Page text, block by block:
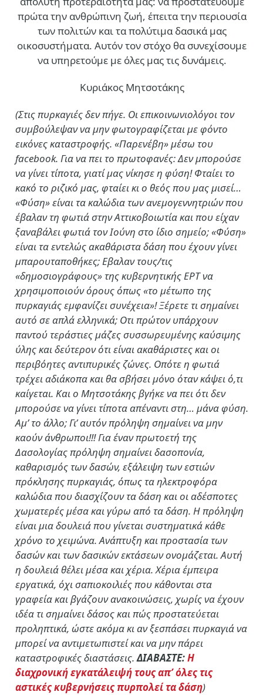
πρώτα την ανθρώπινη ζωή, έπειτα την περιουσία
των πολιτών και τα πολύτιμα δασικά μας
οικοσυστήματα. Αυτόν τον στόχο θα συνεχίσουμε
να υπηρετούμε με όλες μας τις δυνάμεις.
Κυριάκος Μητσοτάκης
(Στις πυρκαγιές δεν πήγε. Οι επικοινωνιολόγοι τον
συμβούλεψαν να μην φωτογραφίζεται με φόντο
εικόνες καταστροφής. «Παρενέβη» μέσω του
facebook. Για να πει το πρωτοφανές: Δεν μπορούσε
να γίνει τίποτα, γιατί μας νίκησε η φύση! Φταίει το
κακό το ριζικό μας, φταίει κι ο θεός που μας μισεί…
«Φύση» είναι τα καλώδια των ανεμογεννητριών που
έβαλαν τη φωτιά στην Αττικοβοιωτία και που είχαν
ξαναβάλει φωτιά τον Ιούνη στο ίδιο σημείο; «Φύση»
είναι τα εντελώς ακαθάριστα δάση που έχουν γίνει
μπαρουταποθήκες; Εβαλαν τους/τις
«δημοσιογράφους» της κυβερνητικής ΕΡΤ να
χρησιμοποιούν όρους όπως «το μέτωπο της
πυρκαγιάς εμφανίζει συνέχεια»! Ξέρετε τι σημαίνει
αυτό σε απλά ελληνικά; Οτι πρώτον υπάρχουν
παντού τεράστιες μάζες συσσωρευμένης καύσιμης
ύλης και δεύτερον ότι είναι ακαθάριστες και οι
περιβόητες αντιπυρικές ζώνες. Οπότε η φωτιά
τρέχει αδιάκοπα και θα σβήσει μόνο όταν κάψει ό,τι
καίγεται. Και ο Μητσοτάκης βγήκε να πει ότι δεν
μπορούσε να γίνει τίποτα απέναντι στη… μάνα φύση.
Αμ’ το άλλο; Γι’ αυτόν πρόληψη σημαίνει να μην
καούν άνθρωποι!!! Για έναν πρωτοετή της
Δασολογίας πρόληψη σημαίνει δασοπονία,
καθαρισμός των δασών, εξάλειψη των εστιών
πρόκλησης πυρκαγιάς, όπως τα ηλεκτροφόρα
καλώδια που διασχίζουν τα δάση και οι αδέσποτες
χωματερές μέσα και γύρω από τα δάση. Η πρόληψη
είναι μια δουλειά που γίνεται συστηματικά κάθε
χρόνο το χειμώνα. Ανάπτυξη και προστασία των
δασών και των δασικών εκτάσεων ονομάζεται. Αυτή
η δουλειά θέλει μέσα και χέρια. Χέρια έμπειρα
εργατικά, όχι σαπιοκοιλιές που κάθονται στα
γραφεία και βγάζουν ανακοινώσεις, χωρίς να έχουν
ιδέα τι σημαίνει δάσος και πώς προστατεύεται
προληπτικά, ώστε ακόμα κι αν ξεσπάσει πυρκαγιά να
μπορεί να αντιμετωπιστεί και να μην πάρει
καταστροφικές διαστάσεις.ΔΙΑΒΑΣΤΕ:Η
διαχρονική εγκατάλειψή τους απ’ όλες τις
αστικές κυβερνήσεις πυρπολεί τα δάση)